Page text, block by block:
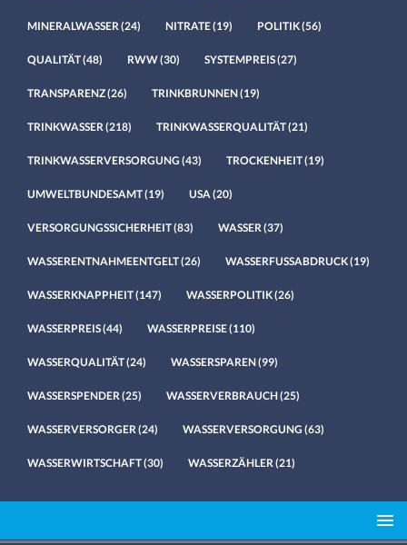
MINERALWASSER (24) NITRATE(19) POLITIK(56)
QUALITÄT(48) RWW(30) SYSTEMPREIS(27)
TRANSPARENZ(26) TRINKBRUNNEN(19)
TRINKWASSER (218) TRINKWASSERQUALITÄT(21)
TRINKWASSERVERSORGUNG (43) TROCKENHEIT(19)
UMWELTBUNDESAMT(19) USA (20)
VERSORGUNGSSICHERHEIT(83) WASSER (37)
WASSERENTNAHMEENTGELT(26) WASSERFUSSABDRUCK(19)
WASSERKNAPPHEIT(147) WASSERPOLITIK(26)
WASSERPREIS(44) WASSERPREISE(110)
WASSERQUALITÄT(24) WASSERSPAREN(99)
WASSERSPENDER (25) WASSERVERBRAUCH(25)
WASSERVERSORGER (24) WASSERVERSORGUNG (63)
WASSERWIRTSCHAFT(30) WASSERZÄHLER (21)